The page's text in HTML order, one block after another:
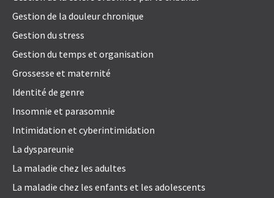
Gestion de la douleur chronique
Gestion du stress
Gestion du temps et organisation
Grossesse et maternité
Identité de genre
Insomnie et parasomnie
Intimidation et cyberintimidation
La dyspareunie
La maladie chez les adultes
La maladie chez les enfants et les adolescents